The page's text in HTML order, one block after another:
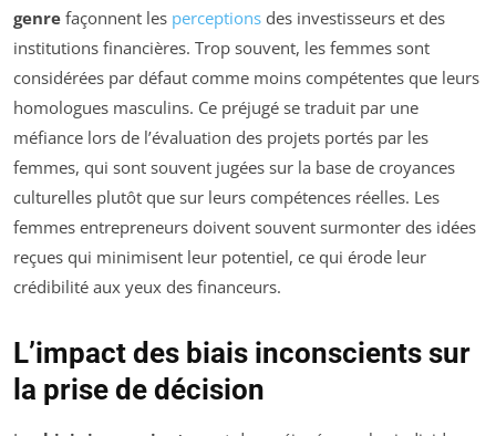
genre façonnent les perceptions des investisseurs et des
institutions financières. Trop souvent, les femmes sont
considérées par défaut comme moins compétentes que leurs
homologues masculins. Ce préjugé se traduit par une
méfiance lors de l’évaluation des projets portés par les
femmes, qui sont souvent jugées sur la base de croyances
culturelles plutôt que sur leurs compétences réelles. Les
femmes entrepreneurs doivent souvent surmonter des idées
reçues qui minimisent leur potentiel, ce qui érode leur
crédibilité aux yeux des financeurs.
L’impact des biais inconscients sur
la prise de décision